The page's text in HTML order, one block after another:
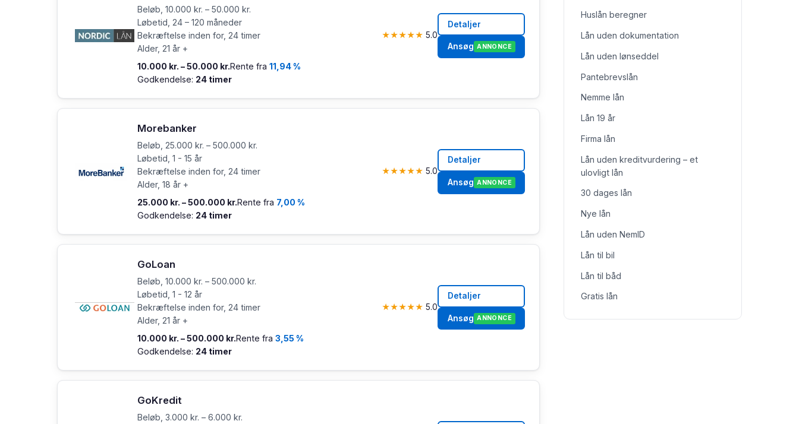
Beløb, 10.000 kr. – 50.000 kr.
Løbetid, 24 – 120 måneder
Bekræftelse inden for, 24 timer
Alder, 21 år +
10.000 kr. – 50.000 kr.Rente fra 11,94 %
Godkendelse: 24 timer
★★★★★ 5.0
Detaljer
Ansøg ANNONCE
Morebanker
Beløb, 25.000 kr. – 500.000 kr.
Løbetid, 1 - 15 år
Bekræftelse inden for, 24 timer
Alder, 18 år +
25.000 kr. – 500.000 kr.Rente fra 7,00 %
Godkendelse: 24 timer
★★★★★ 5.0
Detaljer
Ansøg ANNONCE
GoLoan
Beløb, 10.000 kr. – 500.000 kr.
Løbetid, 1 - 12 år
Bekræftelse inden for, 24 timer
Alder, 21 år +
10.000 kr. – 500.000 kr.Rente fra 3,55 %
Godkendelse: 24 timer
★★★★★ 5.0
Detaljer
Ansøg ANNONCE
GoKredit
Beløb, 3.000 kr. – 6.000 kr.
Huslån beregner
Lån uden dokumentation
Lån uden lønseddel
Pantebrevslån
Nemme lån
Lån 19 år
Firma lån
Lån uden kreditvurdering – et
ulovligt lån
30 dages lån
Nye lån
Lån uden NemID
Lån til bil
Lån til båd
Gratis lån